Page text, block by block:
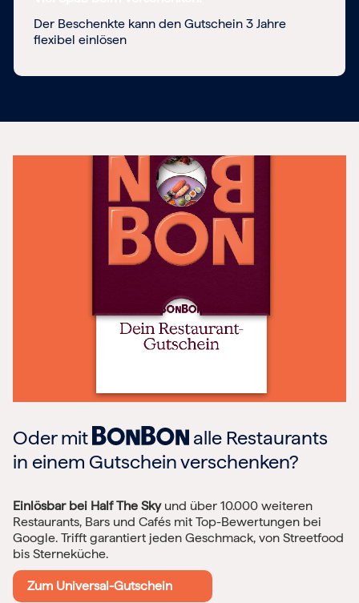
Der Beschenkte kann den Gutschein 3 Jahre
flexibel einlösen
Oder mit
alle Restaurants
in einem Gutschein verschenken?
Einlösbar bei Half The Skyund über 10.000 weiteren
Restaurants, Bars und Cafés mit Top-Bewertungen bei
Google. Trifft garantiert jeden Geschmack, von Streetfood
bis Sterneküche.
Zum Universal-Gutschein